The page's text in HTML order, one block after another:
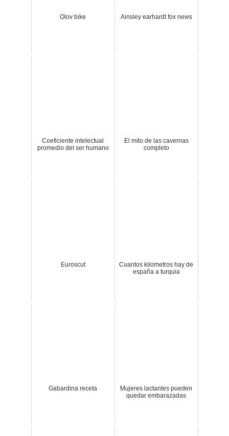
Olov bike Ainsley earhardt fox news
Coeficiente intelectual
promedio del ser humano
El mito de las cavernas
completo
Euroscut
Cuantos kilometros hay de
españa a turquia
Gabardina receta
Mujeres lactantes pueden
quedar embarazadas